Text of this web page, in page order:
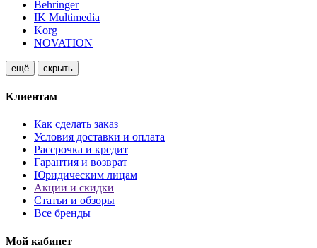
Behringer
IK Multimedia
Korg
NOVATION
ещё скрыть
Клиентам
Как сделать заказ
Условия доставки и оплата
Рассрочка и кредит
Гарантия и возврат
Юридическим лицам
Акции и скидки
Статьи и обзоры
Все бренды
Мой кабинет